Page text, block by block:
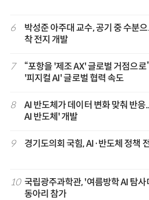
6
박성준 아주대 교수, 공기 중 수분
착 전지 개발
7
“포항을 '제조 AX' 글로벌 거점으
'피지컬 AI' 글로벌 협력 속도
8
AI 반도체가 데이터 변화 맞춰 반
AI 반도체' 개발
9 경기도의회 국힘, AI·반도체 정책
10 국립광주과학관, '여름방학 AI 탐
동아리 참가